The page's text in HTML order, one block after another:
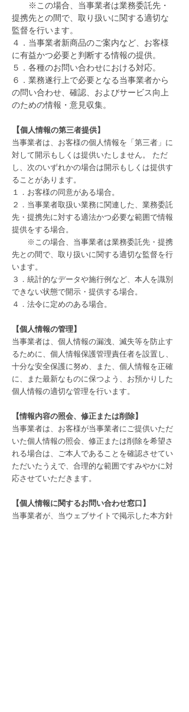
※この場合、当事業者は業務委託先・
提携先との間で、取り扱いに関する適切な
監督を行います。
４．当事業者新商品のご案内など、お客様
に有益かつ必要と判断する情報の提供。
５．各種のお問い合わせにおける対応。
６．業務遂行上で必要となる当事業者から
の問い合わせ、確認、およびサービス向上
のための情報・意見収集。
【個人情報の第三者提供】
当事業者は、お客様の個人情報を「第三者」に
対して開示もしくは提供いたしません。 ただ
し、次のいずれかの場合は開示もしくは提供す
ることがあります。
１．お客様の同意がある場合。
２．当事業者取扱い業務に関連した、業務委託
先・提携先に対する適法かつ必要な範囲で情報
提供をする場合。
※この場合、当事業者は業務委託先・提携
先との間で、取り扱いに関する適切な監督を行
います。
３．統計的なデータや施行例など、本人を識別
できない状態で開示・提供する場合。
４．法令に定めのある場合。
【個人情報の管理】
当事業者は、個人情報の漏洩、滅失等を防止す
るために、個人情報保護管理責任者を設置し、
十分な安全保護に努め、また、個人情報を正確
に、また最新なものに保つよう、お預かりした
個人情報の適切な管理を行います。
【情報内容の照会、修正または削除】
当事業者は、お客様が当事業者にご提供いただ
いた個人情報の照会、修正または削除を希望さ
れる場合は、ご本人であることを確認させてい
ただいたうえで、合理的な範囲ですみやかに対
応させていただきます。
【個人情報に関するお問い合わせ窓口】
当事業者が、当ウェブサイトで掲示した本方針